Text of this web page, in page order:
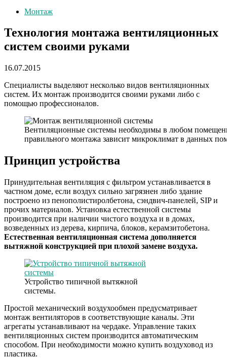
Монтаж
Технология монтажа вентиляционных
систем своими руками
16.07.2015
Специалисты выделяют несколько видов вентиляционных
систем. Их монтаж производится своими руками либо с
помощью профессионалов.
Вентиляционные системы необходимы в любом
правильного монтажа зависит микроклимат в данных
Принцип устройства
Принудительная вентиляция с фильтром устанавливается в
частном доме, если воздух сильно загрязнен либо здание
построено из пенополистиролбетона, сэндвич-панелей, SIP и
прочих материалов. Установка естественной системы
производится при наличии чистого воздуха и в домах,
возведенных из дерева, кирпича, блоков, керамзитобетона.
Естественная вентиляционная система дополняется
вытяжной конструкцией при плохой замене воздуха.
Устройство типичной вытяжной
системы.
Простой механический воздухообмен предусматривает
монтаж вентиляторов в соответствующие каналы. Эти
агрегаты устанавливают на чердаке. Управление таких
вентиляционных систем производится автоматическим
способом. При необходимости можно купить воздуховод из
пластика.